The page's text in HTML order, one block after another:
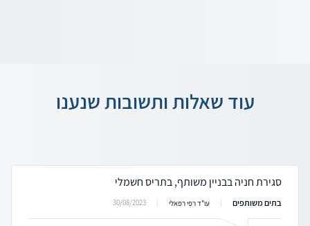
עוד שאלות ותשובות שנענו
סגירת חניה בבניין משותף, בתריס חשמלי
בתים משותפים עו"ד רפי רפאלי 30/08/2023